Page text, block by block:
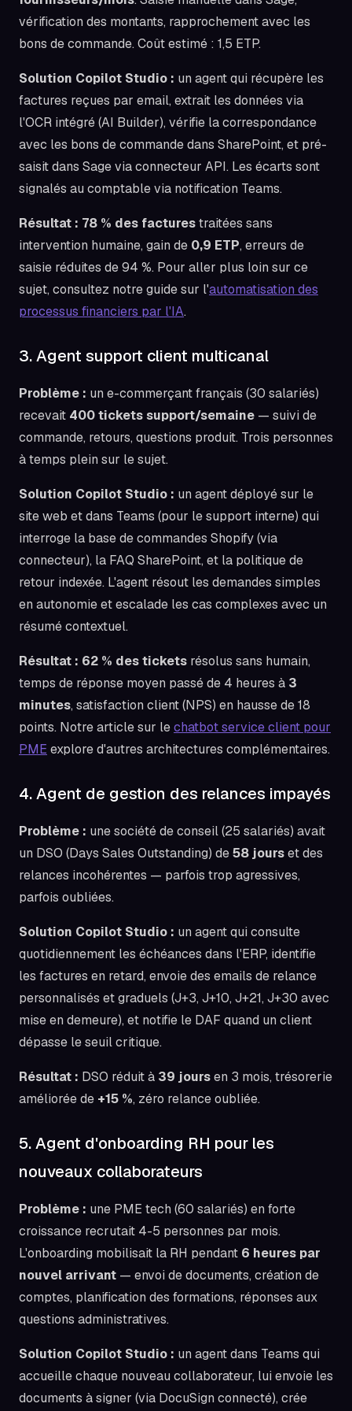
vérification des montants, rapprochement avec les
bons de commande. Coût estimé : 1,5 ETP.
Solution Copilot Studio : un agent qui récupère les
factures reçues par email, extrait les données via
l'OCR intégré (AI Builder), vérifie la correspondance
avec les bons de commande dans SharePoint, et pré-
saisit dans Sage via connecteur API. Les écarts sont
signalés au comptable via notification Teams.
Résultat : 78 % des facturestraitées sans
intervention humaine, gain de 0,9 ETP, erreurs de
saisie réduites de 94 %. Pour aller plus loin sur ce
sujet, consultez notre guide sur l'automatisation des
processus financiers par l'IA.
3. Agent support client multicanal
Problème : un e-commerçant français (30 salariés)
recevait 400 tickets support/semaine — suivi de
commande, retours, questions produit. Trois personnes
à temps plein sur le sujet.
Solution Copilot Studio : un agent déployé sur le
site web et dans Teams (pour le support interne) qui
interroge la base de commandes Shopify (via
connecteur), la FAQ SharePoint, et la politique de
retour indexée. L'agent résout les demandes simples
en autonomie et escalade les cas complexes avec un
résumé contextuel.
Résultat : 62 % des tickets résolus sans humain,
temps de réponse moyen passé de 4 heures à 3
minutes, satisfaction client (NPS) en hausse de 18
points. Notre article sur lechatbot service client pour
PME explore d'autres architectures complémentaires.
4. Agent de gestion des relances impayés
Problème : une société de conseil (25 salariés) avait
un DSO (Days Sales Outstanding) de58 jourset des
relances incohérentes — parfois trop agressives,
parfois oubliées.
Solution Copilot Studio : un agent qui consulte
quotidiennement les échéances dans l'ERP, identifie
les factures en retard, envoie des emails de relance
personnalisés et graduels (J+3, J+10, J+21, J+30 avec
mise en demeure), et notifie le DAF quand un client
dépasse le seuil critique.
Résultat : DSO réduit à 39 joursen 3 mois, trésorerie
améliorée de +15 %, zéro relance oubliée.
5. Agent d'onboarding RH pour les
nouveaux collaborateurs
Problème : une PME tech (60 salariés) en forte
croissance recrutait 4-5 personnes par mois.
L'onboarding mobilisait la RH pendant 6 heures par
nouvel arrivant — envoi de documents, création de
comptes, planification des formations, réponses aux
questions administratives.
Solution Copilot Studio : un agent dans Teams qui
accueille chaque nouveau collaborateur, lui envoie les
documents à signer (via DocuSign connecté), crée